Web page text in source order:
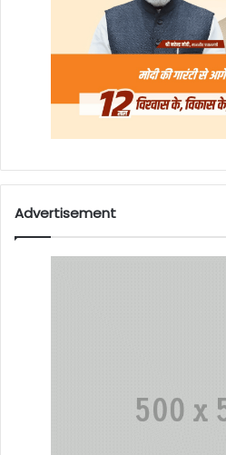
Advertisement